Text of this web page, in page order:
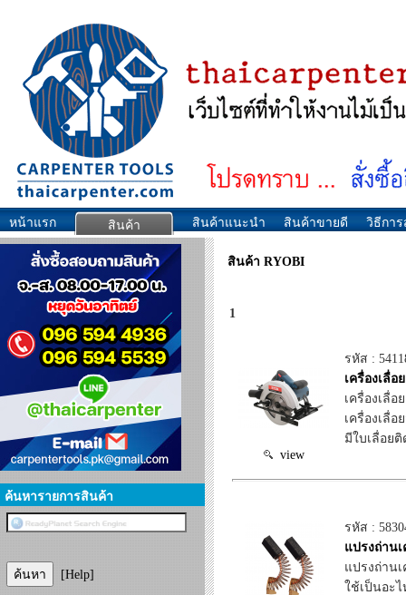
หน้าแรก สินค้า สินค้าแนะนำ สินค้าขายดี วิธีกา
ค้นหารายการสินค้า
[Help]
สินค้า RYOBI
1
view
รหัส :
เครื่องเลื่อ
เครื่องเลื่อ
เครื่องเลื่อ
มีใบเลื่อย
รหัส :
แปรงถ่านเ
แปรงถ่านเ
ใช้เป็นอะไ